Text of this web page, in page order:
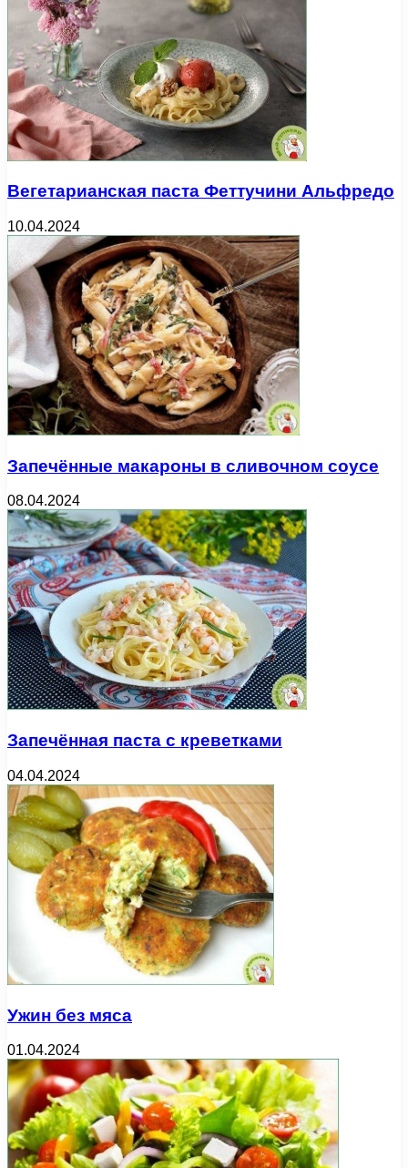
Вегетарианская паста Феттучини Альфредо
10.04.2024
Запечённые макароны в сливочном соусе
08.04.2024
Запечённая паста с креветками
04.04.2024
Ужин без мяса
01.04.2024